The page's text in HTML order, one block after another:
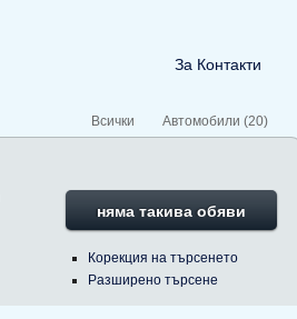
За Контакти
Автомобили (20)
Всички
няма такива обяви
Корекция на търсенето
Разширено търсене